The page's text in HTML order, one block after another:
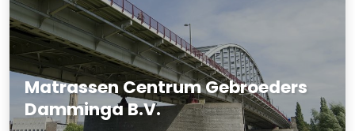
Matrassen Centrum Gebroeders
Damminga B.V.